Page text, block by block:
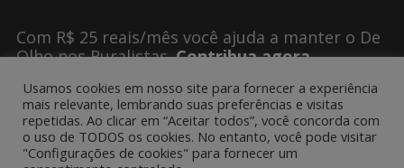
Com R$ 25 reais/mês você ajuda a manter o De
Olho nos Ruralistas.Contribua agora
SUGESTÕES DE PAUTA?
Usamos cookies em nosso site para fornecer a experiência
mais relevante, lembrando suas preferências e visitas
repetidas. Ao clicar em “Aceitar todos”, você concorda com
o uso de TODOS os cookies. No entanto, você pode visitar
"Configurações de cookies" para fornecer um